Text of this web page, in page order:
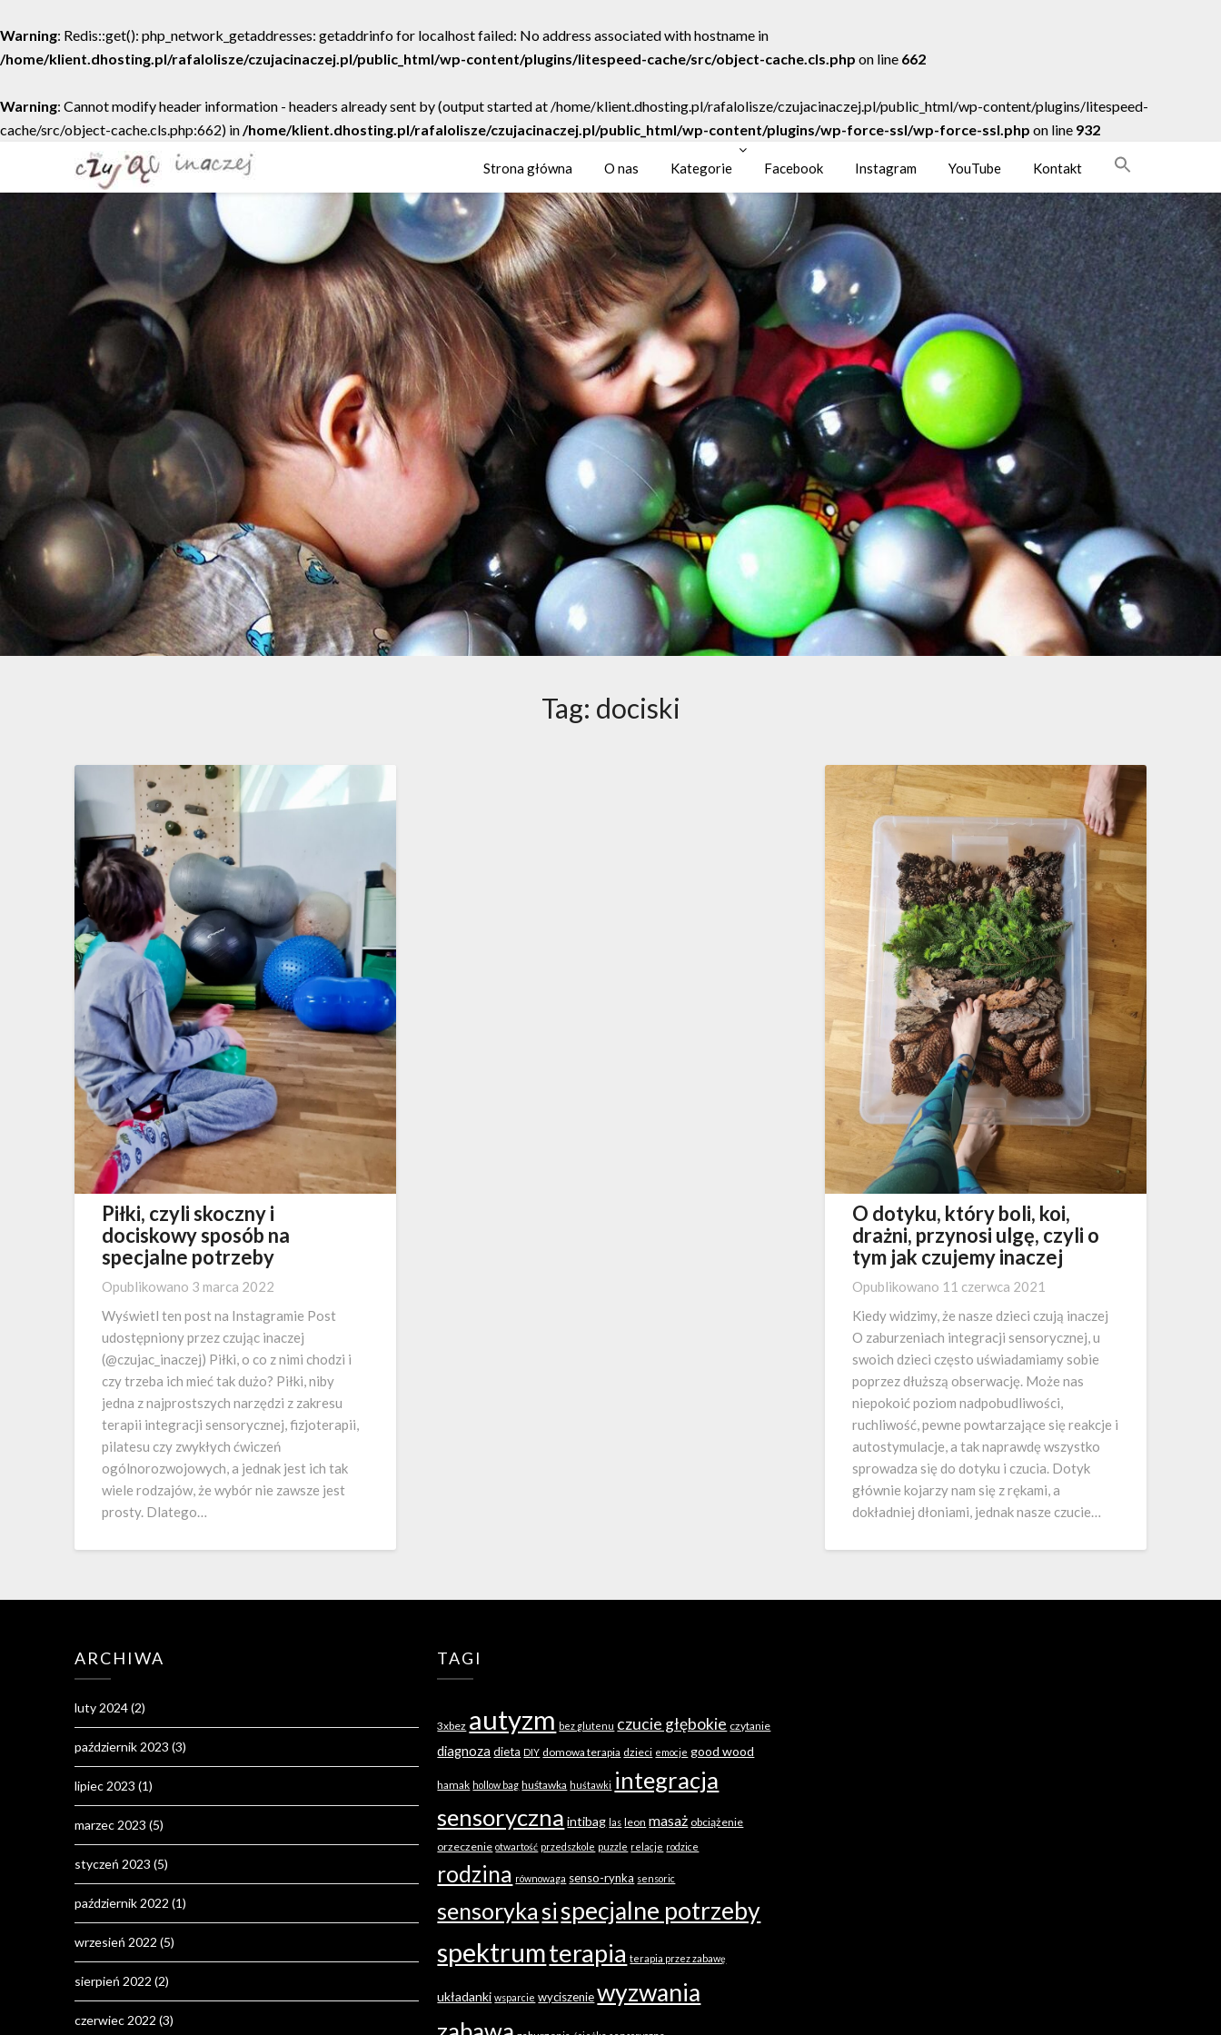
Warning: Redis::get(): php_network_getaddresses: getaddrinfo for localhost failed: No address associated with hostname in
/home/klient.dhosting.pl/rafalolisze/czujacinaczej.pl/public_html/wp-content/plugins/litespeed-cache/src/object-cache.cls.php on line 662
Warning: Cannot modify header information - headers already sent by (output started at /home/klient.dhosting.pl/rafalolisze/czujacinaczej.pl/public_html/wp-content/plugins/litespeed-
cache/src/object-cache.cls.php:662) in/home/klient.dhosting.pl/rafalolisze/czujacinaczej.pl/public_html/wp-content/plugins/wp-force-ssl/wp-force-ssl.php on line 932
Strona główna O nas Kategorie Facebook Instagram YouTube Kontakt
Tag: dociski
Piłki, czyli skoczny i
dociskowy sposób na
specjalne potrzeby
Opublikowano 3 marca 2022
Wyświetl ten post na Instagramie Post
udostępniony przez czując inaczej
(@czujac_inaczej) Piłki, o co z nimi chodzi i
czy trzeba ich mieć tak dużo? Piłki, niby
jedna z najprostszych narzędzi z zakresu
terapii integracji sensorycznej, fizjoterapii,
pilatesu czy zwykłych ćwiczeń
ogólnorozwojowych, a jednak jest ich tak
wiele rodzajów, że wybór nie zawsze jest
prosty. Dlatego…
O dotyku, który boli, koi,
drażni, przynosi ulgę, czyli o
tym jak czujemy inaczej
Opublikowano 11 czerwca 2021
Kiedy widzimy, że nasze dzieci czują inaczej
O zaburzeniach integracji sensorycznej, u
swoich dzieci często uświadamiamy sobie
poprzez dłuższą obserwację. Może nas
niepokoić poziom nadpobudliwości,
ruchliwość, pewne powtarzające się reakcje i
autostymulacje, a tak naprawdę wszystko
sprowadza się do dotyku i czucia. Dotyk
głównie kojarzy nam się z rękami, a
dokładniej dłoniami, jednak nasze czucie…
ARCHIWA
luty 2024(2)
październik 2023 (3)
lipiec 2023 (1)
marzec 2023 (5)
styczeń 2023 (5)
październik 2022 (1)
wrzesień 2022 (5)
sierpień 2022 (2)
czerwiec 2022 (3)
TAGI
3xbez autyzm bez glutenu czucie głębokie czytanie
diagnoza dieta DIY domowa terapia dzieci emocje good wood
hamak hollow bag huśtawka huśtawki integracja
sensoryczna intibag las leon masaż obciążenie
orzeczenie otwartość przedszkole puzzle relacje rodzice
rodzina równowaga senso-rynka sensoric
sensoryka sispecjalne potrzeby
spektrumterapia terapia przez zabawę
układanki wsparcie wyciszenie wyzwania